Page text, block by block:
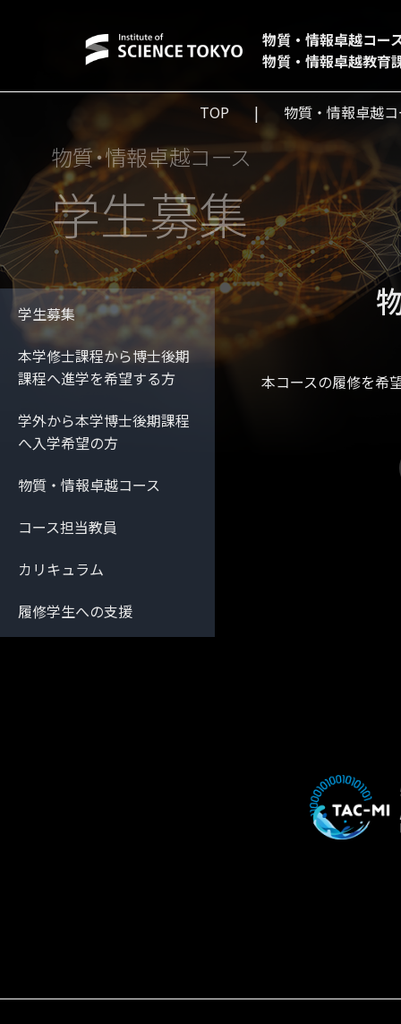
物質・情報卓越コー
物質・情報卓越教育
TOP 物質・情報卓越
物質・情報卓越コース
学生募集
学生募集
本学修士課程から博士後期
課程へ進学を希望する方
学外から本学博士後期課程
へ入学希望の方
物質・情報卓越コース
コース担当教員
カリキュラム
履修学生への支援
本コースの履修を希